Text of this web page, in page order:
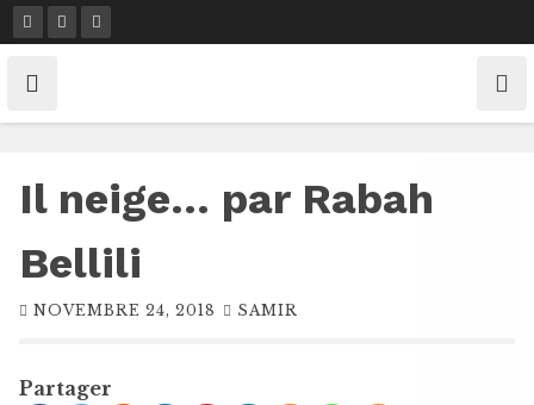
Skip
to
content
Il neige… par Rabah
Bellili
NOVEMBRE 24, 2018 SAMIR
Partager